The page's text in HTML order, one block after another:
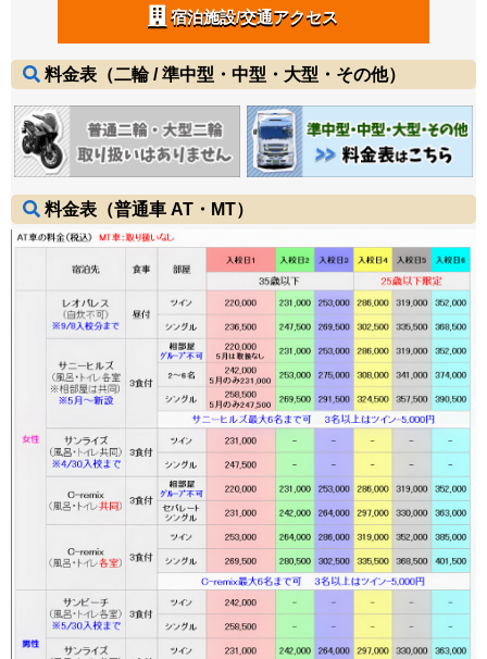
宿泊施設/交通アクセス
料金表（二輪 / 準中型・中型・大型・その他）
料金表（普通車 AT・MT）